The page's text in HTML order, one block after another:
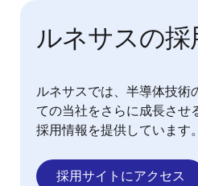
ルネサスの採
ルネサスでは、半導体技術
ての当社をさらに成長させ
採用情報を提供しています。
採用サイトにアクセス